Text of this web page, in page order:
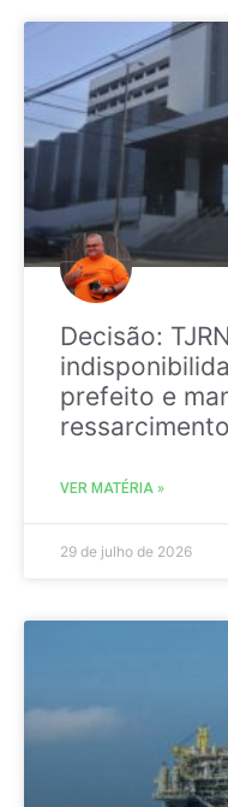
Decisão:
prefeito e
VER MATÉRIA »
29 de julho de 2026